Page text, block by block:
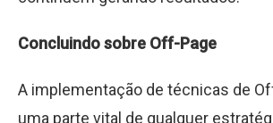
Concluindo sobre Off-Page
A implementação de técnicas de
uma parte vital de qualquer